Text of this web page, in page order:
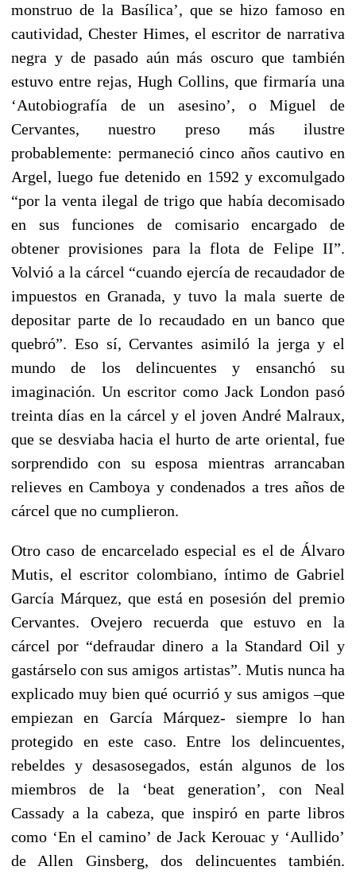
monstruo de la Basílica’, que se hizo famoso en
cautividad, Chester Himes, el escritor de narrativa
negra y de pasado aún más oscuro que también
estuvo entre rejas, Hugh Collins, que firmaría una
‘Autobiografía de un asesino’, o Miguel de
Cervantes, nuestro preso más ilustre
probablemente: permaneció cinco años cautivo en
Argel, luego fue detenido en 1592 y excomulgado
“por la venta ilegal de trigo que había decomisado
en sus funciones de comisario encargado de
obtener provisiones para la flota de Felipe II”.
Volvió a la cárcel “cuando ejercía de recaudador de
impuestos en Granada, y tuvo la mala suerte de
depositar parte de lo recaudado en un banco que
quebró”. Eso sí, Cervantes asimiló la jerga y el
mundo de los delincuentes y ensanchó su
imaginación. Un escritor como Jack London pasó
treinta días en la cárcel y el joven André Malraux,
que se desviaba hacia el hurto de arte oriental, fue
sorprendido con su esposa mientras arrancaban
relieves en Camboya y condenados a tres años de
cárcel que no cumplieron.
Otro caso de encarcelado especial es el de Álvaro
Mutis, el escritor colombiano, íntimo de Gabriel
García Márquez, que está en posesión del premio
Cervantes. Ovejero recuerda que estuvo en la
cárcel por “defraudar dinero a la Standard Oil y
gastárselo con sus amigos artistas”. Mutis nunca ha
explicado muy bien qué ocurrió y sus amigos –que
empiezan en García Márquez- siempre lo han
protegido en este caso. Entre los delincuentes,
rebeldes y desasosegados, están algunos de los
miembros de la ‘beat generation’, con Neal
Cassady a la cabeza, que inspiró en parte libros
como ‘En el camino’ de Jack Kerouac y ‘Aullido’
de Allen Ginsberg, dos delincuentes también.